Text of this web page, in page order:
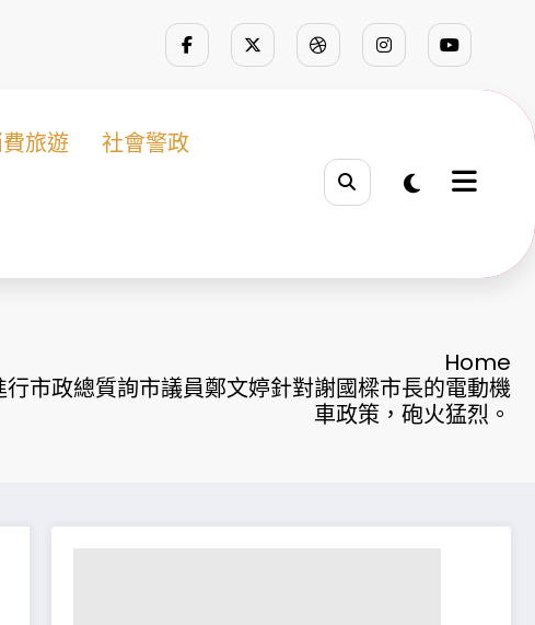
旅遊 社會警政
Home
行市政總質詢市議員鄭文婷針對謝國樑市長的電動機
車政策，砲火猛烈。